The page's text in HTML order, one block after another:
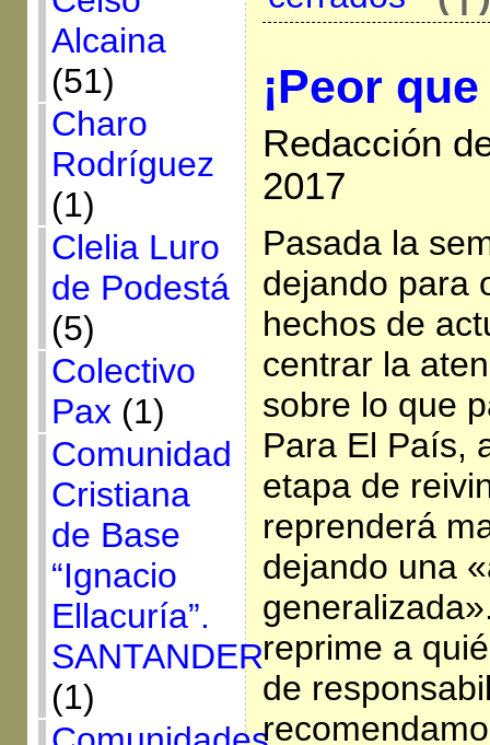
Alcaina
(51)
Charo
Rodríguez
(1)
Clelia Luro
de Podestá
(5)
Colectivo
Pax (1)
Comunidad
Cristiana
de Base
“Ignacio
Ellacuría”.
SANTANDER
(1)
¡Peor
Redacción
2017
Pasada la
dejando para
hechos de
centrar la
sobre lo que
Para El País,
etapa de
reprenderá
dejando una
reprime a
de